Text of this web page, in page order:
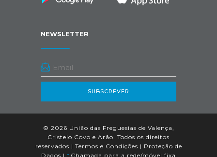
NEWSLETTER
SUBSCREVER
© 2026 União das Freguesias de Valença,
Cristelo Covo e Arão. Todos os direitos
reservados | Termos e Condições | Proteção de
Dados | * Chamada para a rede/móvel fixa